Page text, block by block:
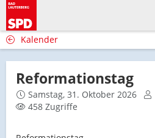
Kalender
Reformationstag
Samstag, 31. Oktober 2026
458 Zugriffe